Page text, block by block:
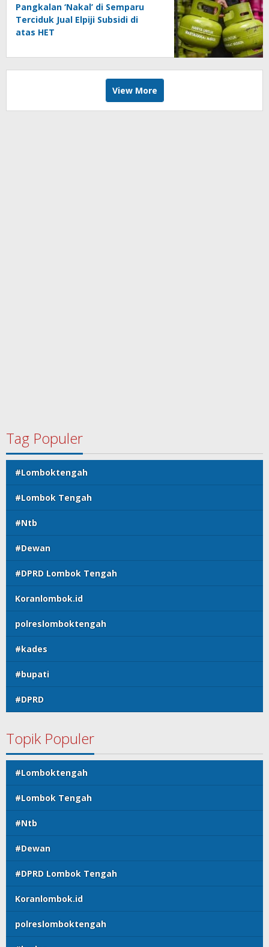
Pangkalan ‘Nakal’ di Semparu
Terciduk Jual Elpiji Subsidi di
atas HET
View More
Tag Populer
#Lomboktengah
#Lombok Tengah
#Ntb
#Dewan
#DPRD Lombok Tengah
Koranlombok.id
polreslomboktengah
#kades
#bupati
#DPRD
Topik Populer
#Lomboktengah
#Lombok Tengah
#Ntb
#Dewan
#DPRD Lombok Tengah
Koranlombok.id
polreslomboktengah